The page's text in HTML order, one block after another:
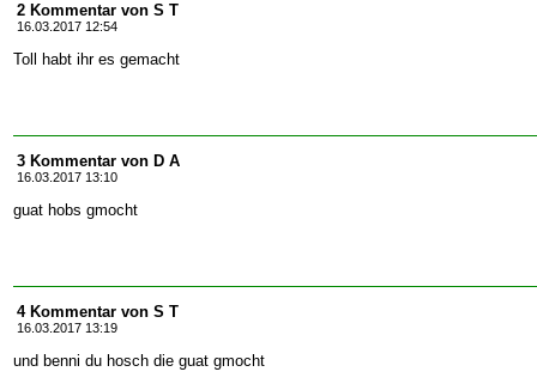
2 Kommentar von S T
16.03.2017 12:54
Toll habt ihr es gemacht
3 Kommentar von D A
16.03.2017 13:10
guat hobs gmocht
4 Kommentar von S T
16.03.2017 13:19
und benni du hosch die guat gmocht